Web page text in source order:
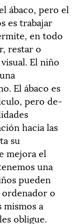
ábaco, pero el
es trabajar
en todo
restar o
El niño
El ábaco es
pero de-
hacia las
su
mejora el
una
pueden
ordenador o
a
obligue.